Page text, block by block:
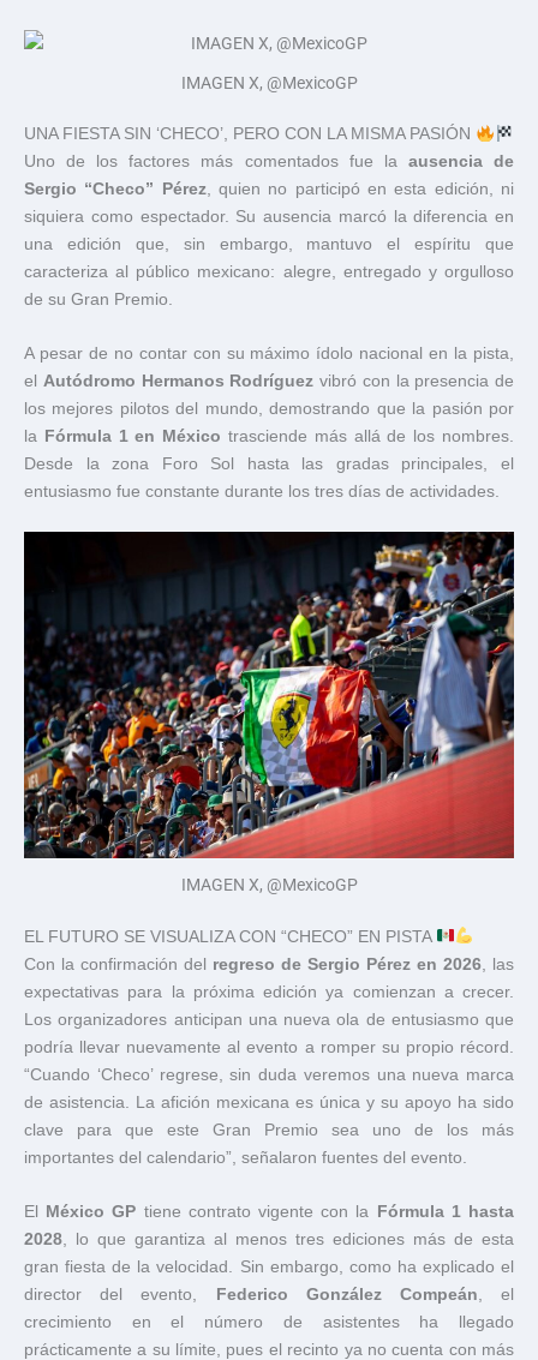
IMAGEN X, @MexicoGP
UNA FIESTA SIN ‘CHECO’, PERO CON LA MISMA PASIÓN
Uno de los factores más comentados fue la ausencia de
Sergio “Checo” Pérez, quien no participó en esta edición, ni
siquiera como espectador. Su ausencia marcó la diferencia en
una edición que, sin embargo, mantuvo el espíritu que
caracteriza al público mexicano: alegre, entregado y orgulloso
de su Gran Premio.
A pesar de no contar con su máximo ídolo nacional en la pista,
el Autódromo Hermanos Rodríguez vibró con la presencia de
los mejores pilotos del mundo, demostrando que la pasión por
la Fórmula 1 en México trasciende más allá de los nombres.
Desde la zona Foro Sol hasta las gradas principales, el
entusiasmo fue constante durante los tres días de actividades.
IMAGEN X, @MexicoGP
EL FUTURO SE VISUALIZA CON “CHECO” EN PISTA
Con la confirmación del regreso de Sergio Pérez en 2026 , las
expectativas para la próxima edición ya comienzan a crecer.
Los organizadores anticipan una nueva ola de entusiasmo que
podría llevar nuevamente al evento a romper su propio récord.
“Cuando ‘Checo’ regrese, sin duda veremos una nueva marca
de asistencia. La afición mexicana es única y su apoyo ha sido
clave para que este Gran Premio sea uno de los más
importantes del calendario”, señalaron fuentes del evento.
El México GP tiene contrato vigente con la
Fórmula 1 hasta
2028 , lo que garantiza al menos tres ediciones más de esta
gran fiesta de la velocidad. Sin embargo, como ha explicado el
director del evento,
Federico González Compeán , el
crecimiento en el número de asistentes ha llegado
prácticamente a su límite, pues el recinto ya no cuenta con más